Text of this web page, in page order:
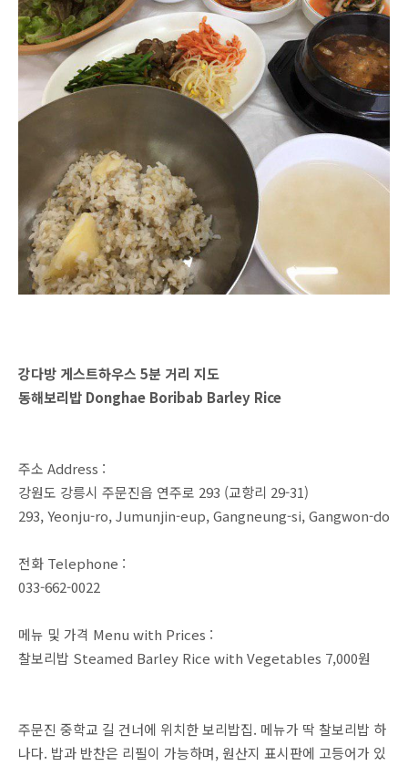
강다방 게스트하우스 5분 거리 지도
동해보리밥 Donghae Boribab Barley Rice
주소 Address :
강원도 강릉시 주문진읍 연주로 293 (교항리 29-31)
293, Yeonju-ro, Jumunjin-eup, Gangneung-si, Gangwon-do
전화 Telephone :
033-662-0022
메뉴 및 가격 Menu with Prices :
찰보리밥 Steamed Barley Rice with Vegetables 7,000원
주문진 중학교 길 건너에 위치한 보리밥집. 메뉴가 딱 찰보리밥 하
나다. 밥과 반찬은 리필이 가능하며, 원산지 표시판에 고등어가 있